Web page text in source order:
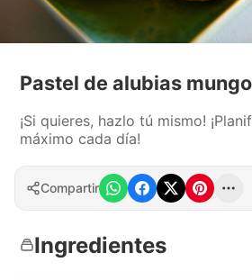
Pastel de alubias mungo
¡Si quieres, hazlo tú mismo!
máximo cada día!
Compartir
Ingredientes